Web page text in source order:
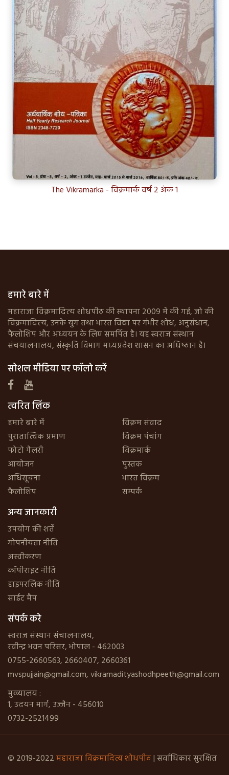
The Vikramarka - विक्रमार्क वर्ष 2 अंक 1
हमारे बारे में
महाराजा विक्रमादित्‍य शोधपीठ की स्‍थापना 2009 में की गई, जो की
विक्रमादित्‍य, उनके युग तथा भारत विद्या पर गंभीर शोध, अनुसंधान,
फैलोशिप और अध्‍ययन के लिए समर्पित है। यह स्‍वराज संस्‍थान
संचयालनालय, संस्‍कृति विभाग मध्‍यप्रदेश शासन का अधिष्‍ठान है।
सोशल मीडिया पर फॉलो करें
त्वरित लिंक
हमारे बारे में
पुरातात्विक प्रमाण
फोटो गैलरी
आयोजन
अधिसूचना
फैलोशिप
विक्रम संवाद
विक्रम पंचांग
विक्रमार्क
पुस्तक
भारत विक्रम
सम्पर्क
अन्य जानकारी
उपयोग की शर्तें
गोपनीयता नीति
अस्वीकरण
कॉपीराइट नीति
हाइपरलिंक नीति
साईट मैप
संपर्क करे
स्वराज संस्थान संचालनालय,
रवीन्द्र भवन परिसर, भोपाल - 462003
0755-2660563, 2660407, 2660361
mvspujjain@gmail.com,vikramadityashodhpeeth@gmail.com
मुख्यालय :
1, उदयन मार्ग, उज्जैन - 456010
0732-2521499
© 2019-2022महाराजा विक्रमादित्य शोधपीठ| सर्वाधिकार सुरक्षित